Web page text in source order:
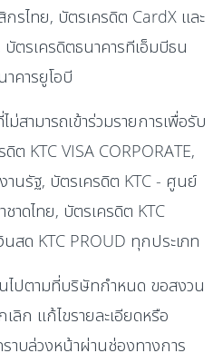
กรไทย, บัตรเครดิต CardX และ
ตรเครดิตธนาคารทีเอ็มบีธน
คารยูโอบี​
สามารถเข้าร่วมรายการเพื่อรับ
ต KTC VISA CORPORATE,
านรัฐ, บัตรเครดิต KTC - ศูนย์
าดไทย, บัตรเครดิต KTC
นสด KTC PROUD ทุกประเภท
นไปตามที่บริษัทกำหนด ขอสงวน
ลิก แก้ไขรายละเอียดหรือ
ราบล่วงหน้าผ่านช่องทางการ